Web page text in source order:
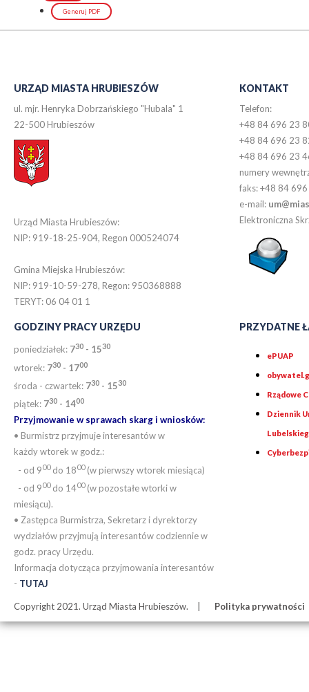
Generuj PDF
URZĄD MIASTA HRUBIESZÓW
ul. mjr. Henryka Dobrzańskiego "Hubala" 1
22-500 Hrubieszów
Urząd Miasta Hrubieszów:
NIP: 919-18-25-904, Regon 000524074
Gmina Miejska Hrubieszów:
NIP: 919-10-59-278, Regon: 950368888
TERYT: 06 04 01 1
KONTAKT
Telefon:
+48 84 696 23
+48 84 696 23
+48 84 696 23
numery
faks: +48 84
e-mail:
Elektroniczna
GODZINY PRACY URZĘDU
poniedziałek: 730 - 1530
wtorek: 730 - 1700
środa - czwartek: 730 - 1530
piątek: 730 - 1400
Przyjmowanie w sprawach skarg i wniosków:
• Burmistrz przyjmuje interesantów w
każdy wtorek w godz.:
- od 900do 1800(w pierwszy wtorek miesiąca)
- od 900do 1400(w pozostałe wtorki w
miesiącu).
• Zastępca Burmistrza, Sekretarz i dyrektorzy
wydziałów przyjmują interesantów codziennie w
godz. pracy Urzędu.
Informacja dotycząca przyjmowania interesantów
- TUTAJ
PRZYDATNE
ePUAP
Rządowe
Dziennik
Copyright 2021. Urząd Miasta Hrubieszów. Polityka prywatności